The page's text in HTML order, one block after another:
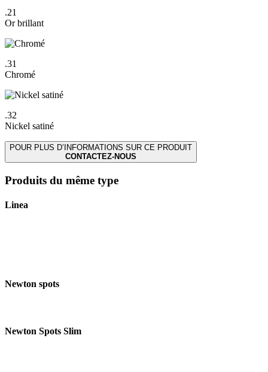
.21
Or brillant
.31
Chromé
.32
Nickel satiné
POUR PLUS D’INFORMATIONS SUR CE PRODUIT
CONTACTEZ-NOUS
Produits du même type
Linea
Newton spots
Newton Spots Slim